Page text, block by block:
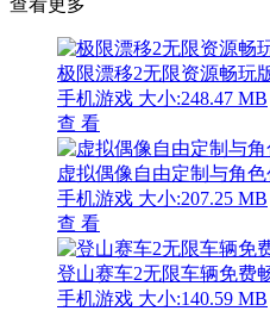
极限漂移2无限资源畅玩
手机游戏 大小:248.47 MB
查 看
虚拟偶像自由定制与角
手机游戏 大小:207.25 MB
查 看
登山赛车2无限车辆免费
手机游戏 大小:140.59 MB